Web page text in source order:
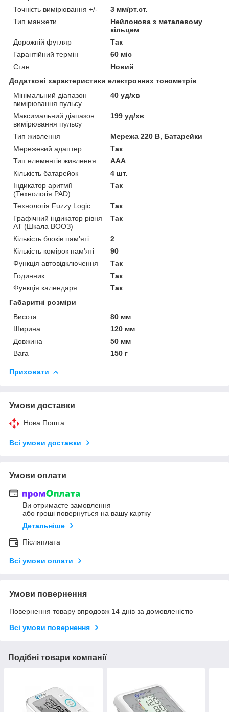
Точність вимірювання +/-
3 мм/рт.ст.
Тип манжети
Нейлонова з металевому
кільцем
Дорожній футляр
Так
Гарантійний термін
60 міс
Стан
Новий
Додаткові характеристики електронних тонометрів
Мінімальний діапазон
вимірювання пульсу
40 уд/хв
Максимальний діапазон
вимірювання пульсу
199 уд/хв
Тип живлення
Мережа 220 В, Батарейки
Мережевий адаптер
Так
Тип елементів живлення
AAA
Кількість батарейок
4 шт.
Індикатор аритмії
(Технологія PAD)
Так
Технологія Fuzzy Logic
Так
Графічний індикатор рівня
АТ (Шкала ВООЗ)
Так
Кількість блоків пам'яті
2
Кількість комірок пам'яті
90
Функція автовідключення
Так
Годинник
Так
Функція календаря
Так
Габаритні розміри
Висота
80 мм
Ширина
120 мм
Довжина
50 мм
Вага
150 г
Приховати
Умови доставки
Нова Пошта
Всі умови доставки
Умови оплати
Ви отримаєте замовлення
або гроші повернуться на вашу картку
Детальніше
Післяплата
Всі умови оплати
Умови повернення
Повернення товару впродовж 14 днів за домовленістю
Всі умови повернення
Подібні товари компанії